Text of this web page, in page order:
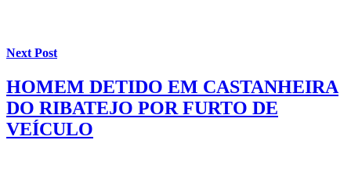
Next Post
HOMEM DETIDO EM CASTANHEIRA
DO RIBATEJO POR FURTO DE
VEÍCULO